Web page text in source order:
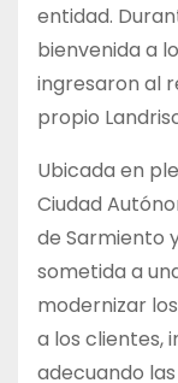
entidad.
bienvenida a
ingresaron al
propio
Ubicada en
Ciudad
de Sarmiento
sometida a
modernizar
a los clientes,
adecuando